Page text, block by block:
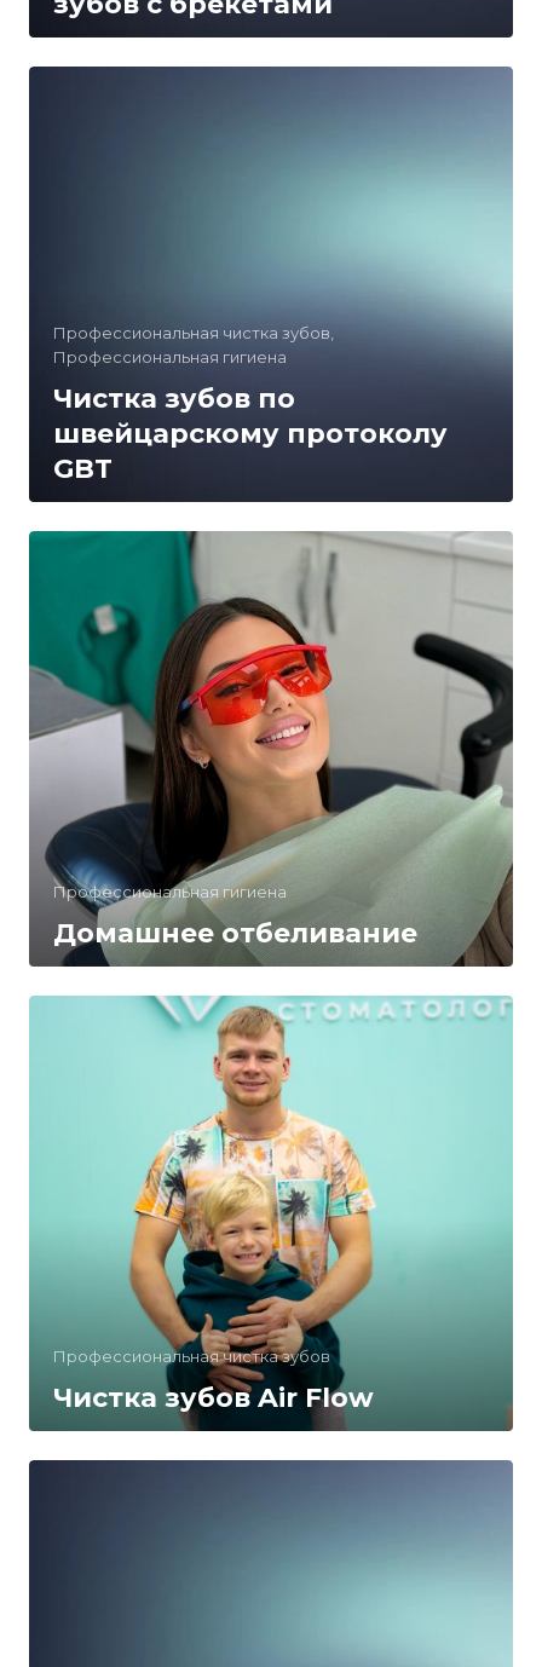
Профессиональная чистка зубов,
Профессиональная гигиена
Чистка зубов по
швейцарскому протоколу
GBT
Профессиональная гигиена
Домашнее отбеливание
Профессиональная чистка зубов
Чистка зубов Air Flow